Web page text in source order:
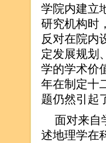
学院内建立
研究机构时
反对在院内
定发展规划
学的学术价
年在制定十
题仍然引起
面对来自
述地理学在